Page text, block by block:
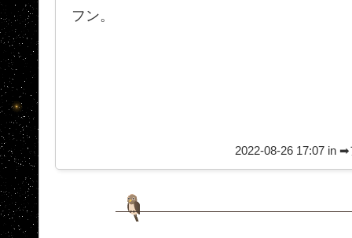
フン。
2022-08-26 17:07 in ➡